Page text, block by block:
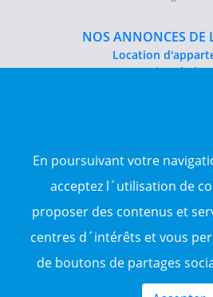
En poursuivant votre
acceptez l´utilisation de
proposer des contenus et
centres d´intérêts et vous
de boutons de partages
NOS ANNONCES DE
Location
Location du
Vente
Vente
Sitemap
TOP
Annonce à 16-
Annonce à 23-